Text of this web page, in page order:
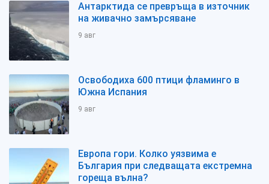
Антарктида се превръща в източник
на живачно замърсяване
9 авг
Освободиха 600 птици фламинго в
Южна Испания
9 авг
Европа гори. Колко уязвима е
България при следващата екстремна
гореща вълна?